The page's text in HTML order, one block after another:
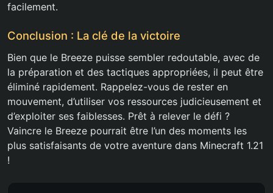
facilement.
Conclusion : La clé de la victoire
Bien que le Breeze puisse sembler redoutable, avec de
la préparation et des tactiques appropriées, il peut être
éliminé rapidement. Rappelez-vous de rester en
mouvement, d’utiliser vos ressources judicieusement et
d’exploiter ses faiblesses. Prêt à relever le défi ?
Vaincre le Breeze pourrait être l’un des moments les
plus satisfaisants de votre aventure dans Minecraft 1.21
!